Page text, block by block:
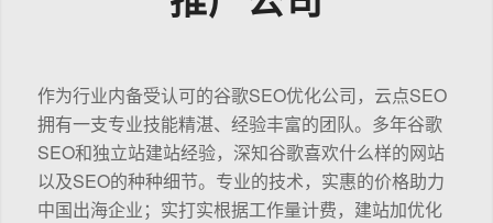
作为行业内备受认可的谷歌SEO优化公司，云点SEO
拥有一支专业技能精湛、经验丰富的团队。多年谷歌
SEO和独立站建站经验，深知谷歌喜欢什么样的网站
以及SEO的种种细节。专业的技术，实惠的价格助力
中国出海企业；实打实根据工作量计费，建站加优化